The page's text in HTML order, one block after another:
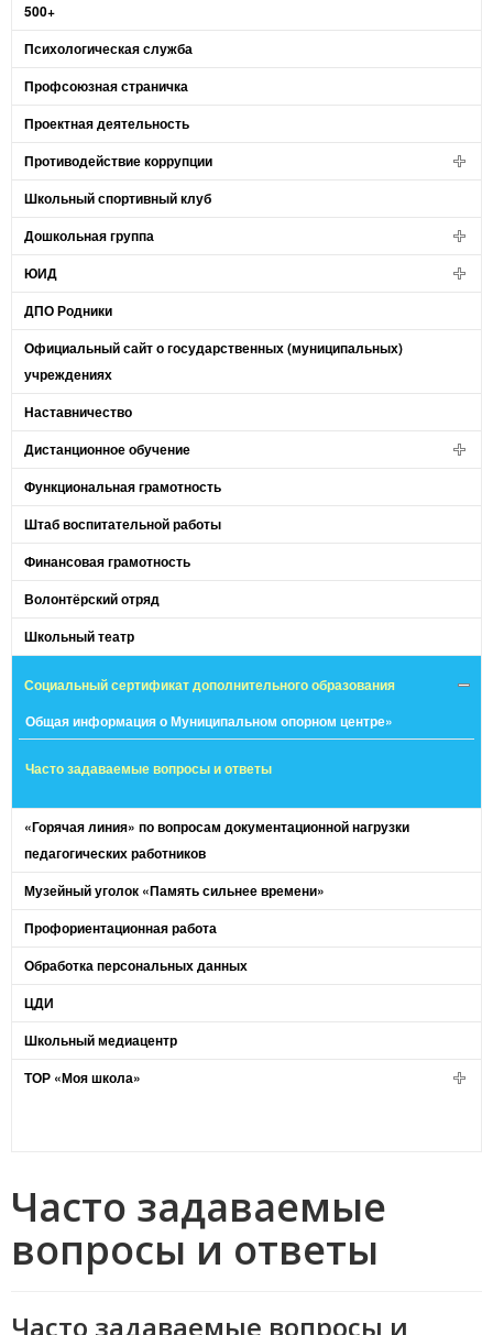
500+
Психологическая служба
Профсоюзная страничка
Проектная деятельность
Противодействие коррупции
Школьный спортивный клуб
Дошкольная группа
ЮИД
ДПО Родники
Официальный сайт о государственных (муниципальных)
учреждениях
Наставничество
Дистанционное обучение
Функциональная грамотность
Штаб воспитательной работы
Финансовая грамотность
Волонтёрский отряд
Школьный театр
Социальный сертификат дополнительного образования
Общая информация о Муниципальном опорном центре»
Часто задаваемые вопросы и ответы
«Горячая линия» по вопросам документационной нагрузки
педагогических работников
Музейный уголок «Память сильнее времени»
Профориентационная работа
Обработка персональных данных
ЦДИ
Школьный медиацентр
ТОР «Моя школа»
Часто задаваемые
вопросы и ответы
Часто задаваемые вопросы и